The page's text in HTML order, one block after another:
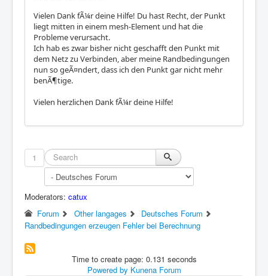
Vielen Dank fÃ¼r deine Hilfe! Du hast Recht, der Punkt
liegt mitten in einem mesh-Element und hat die
Probleme verursacht.
Ich hab es zwar bisher nicht geschafft den Punkt mit
dem Netz zu Verbinden, aber meine Randbedingungen
nun so geÃ¤ndert, dass ich den Punkt gar nicht mehr
benÃ¶tige.
Vielen herzlichen Dank fÃ¼r deine Hilfe!
1
Moderators: catux
Forum
Other langages
Deutsches Forum
Randbedingungen erzeugen Fehler bei Berechnung
Time to create page: 0.131 seconds
Powered by Kunena Forum